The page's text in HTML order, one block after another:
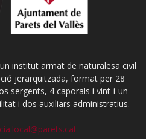
institut armat de naturalesa civil
jerarquitzada, format per 28
sergents, 4 caporals i vint-i-un
i dos auxiliars administratius.